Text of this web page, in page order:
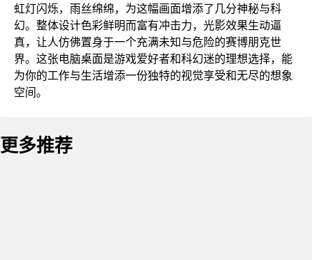
虹灯闪烁，雨丝绵绵，为这幅画面增添了几分神秘与科
幻。整体设计色彩鲜明而富有冲击力，光影效果生动逼
真，让人仿佛置身于一个充满未知与危险的赛博朋克世
界。这张电脑桌面是游戏爱好者和科幻迷的理想选择，能
为你的工作与生活增添一份独特的视觉享受和无尽的想象
空间。
更多推荐